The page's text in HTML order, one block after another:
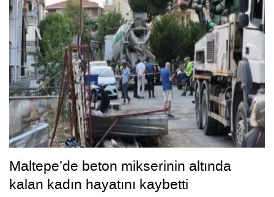
Maltepe’de beton mikserinin altında
kalan kadın hayatını kaybetti